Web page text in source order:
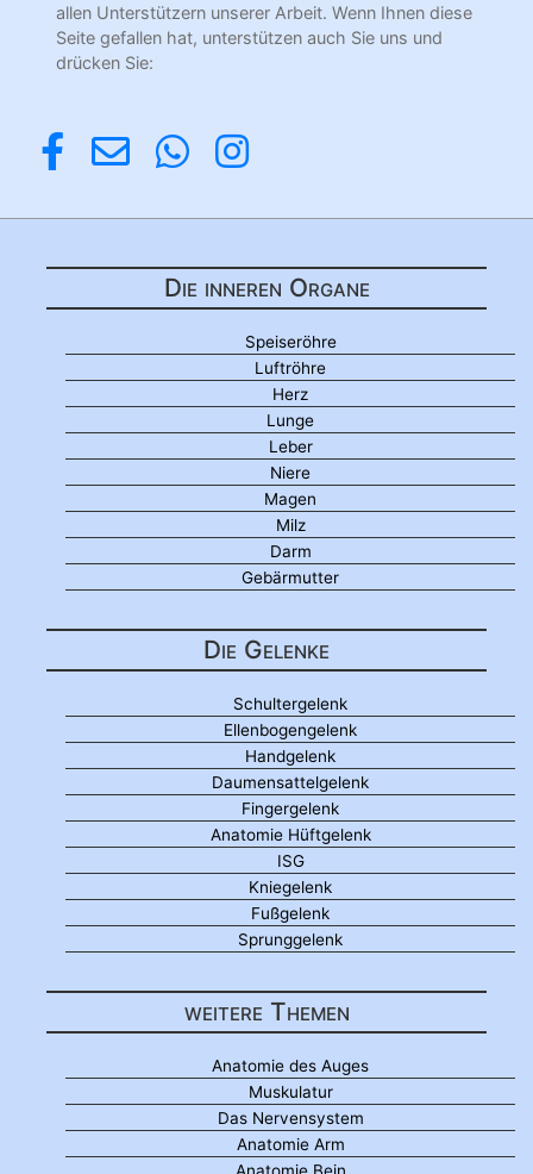
allen Unterstützern unserer Arbeit. Wenn Ihnen diese
Seite gefallen hat, unterstützen auch Sie uns und
drücken Sie:
Die inneren Organe
Speiseröhre
Luftröhre
Herz
Lunge
Leber
Niere
Magen
Milz
Darm
Gebärmutter
Die Gelenke
Schultergelenk
Ellenbogengelenk
Handgelenk
Daumensattelgelenk
Fingergelenk
Anatomie Hüftgelenk
ISG
Kniegelenk
Fußgelenk
Sprunggelenk
weitere Themen
Anatomie des Auges
Muskulatur
Das Nervensystem
Anatomie Arm